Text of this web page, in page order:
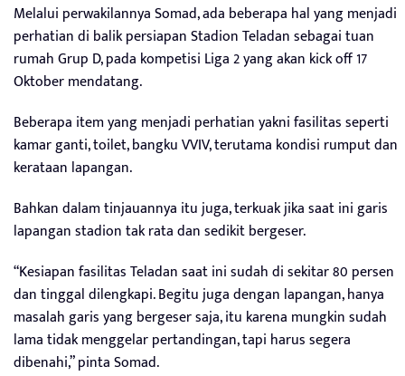
Melalui perwakilannya Somad, ada beberapa hal yang menjadi
perhatian di balik persiapan Stadion Teladan sebagai tuan
rumah Grup D, pada kompetisi Liga 2 yang akan kick off 17
Oktober mendatang.
Beberapa item yang menjadi perhatian yakni fasilitas seperti
kamar ganti, toilet, bangku VVIV, terutama kondisi rumput dan
kerataan lapangan.
Bahkan dalam tinjauannya itu juga, terkuak jika saat ini garis
lapangan stadion tak rata dan sedikit bergeser.
“Kesiapan fasilitas Teladan saat ini sudah di sekitar 80 persen
dan tinggal dilengkapi. Begitu juga dengan lapangan, hanya
masalah garis yang bergeser saja, itu karena mungkin sudah
lama tidak menggelar pertandingan, tapi harus segera
dibenahi,” pinta Somad.